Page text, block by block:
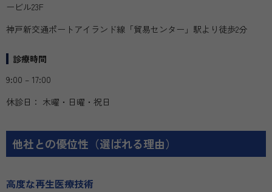
ービル23F
神戸新交通ポートアイランド線「貿易センター」駅より徒歩2分
診療時間
9:00 – 17:00
休診日： 木曜・日曜・祝日
他社との優位性（選ばれる理由）
高度な再生医療技術